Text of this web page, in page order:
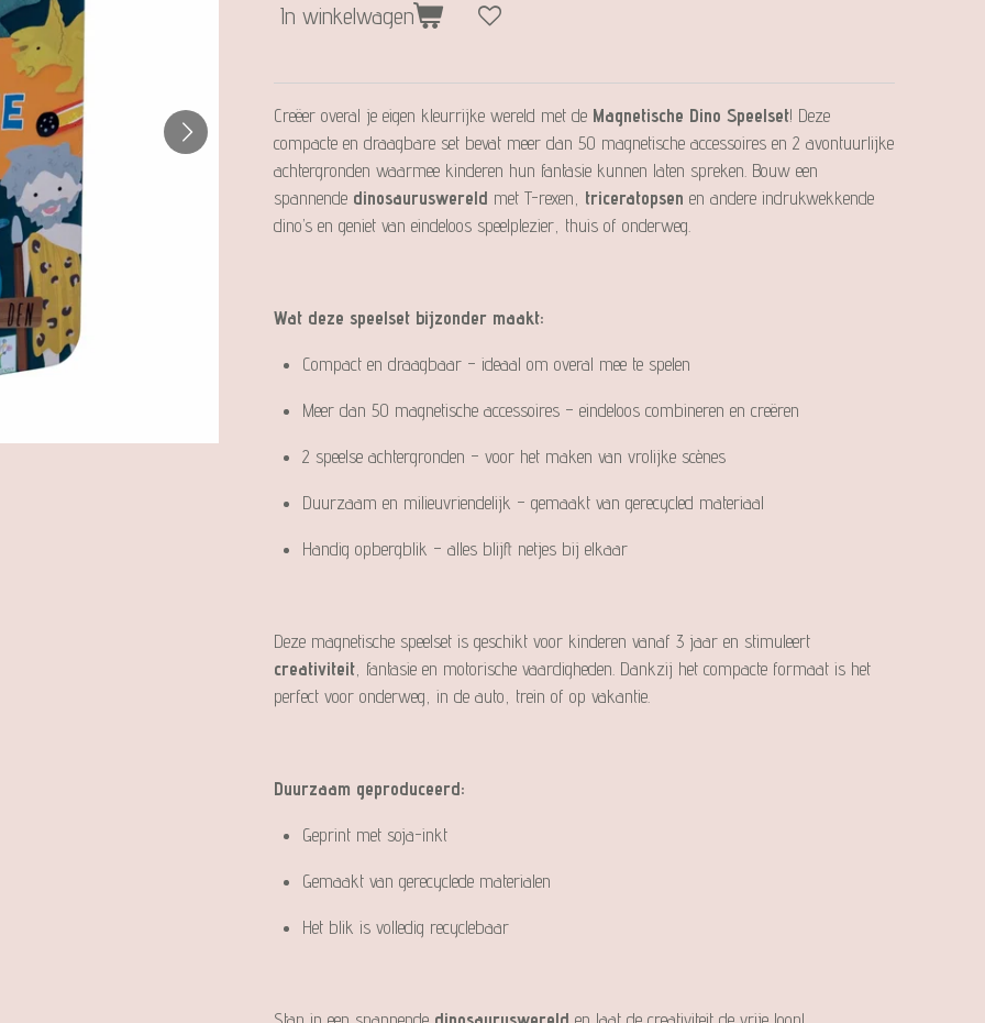
In winkelwagen
Creëer overal je eigen kleurrijke wereld met de Magnetische Dino Speelset! Deze
compacte en draagbare set bevat meer dan 50 magnetische accessoires en 2 avontuurlijke
achtergronden waarmee kinderen hun fantasie kunnen laten spreken. Bouw een
spannende dinosauruswereld met T-rexen, triceratopsen en andere indrukwekkende
dino’s en geniet van eindeloos speelplezier, thuis of onderweg.
Wat deze speelset bijzonder maakt:
Compact en draagbaar – ideaal om overal mee te spelen
Meer dan 50 magnetische accessoires – eindeloos combineren en creëren
2 speelse achtergronden – voor het maken van vrolijke scènes
Duurzaam en milieuvriendelijk – gemaakt van gerecycled materiaal
Handig opbergblik – alles blijft netjes bij elkaar
Deze magnetische speelset is geschikt voor kinderen vanaf 3 jaar en stimuleert
creativiteit , fantasie en motorische vaardigheden. Dankzij het compacte formaat is het
perfect voor onderweg, in de auto, trein of op vakantie.
Duurzaam geproduceerd:
Geprint met soja-inkt
Gemaakt van gerecyclede materialen
Het blik is volledig recyclebaar